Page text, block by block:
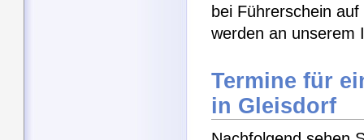
bei Führerschein
werden an unserem
Termine für
in Gleisdorf